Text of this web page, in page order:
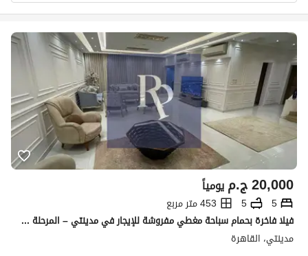
ج.م20,000 يومياً
5
5
453 متر مربع
فيلا فاخرة بحمام سباحة مغطي مفروشة للإيجار في مدينتي – المرحلة الأولى موقع مميز جدًا بجوار الـ Open Air Mall والمسجد الكبير
مدينتي، القاهرة